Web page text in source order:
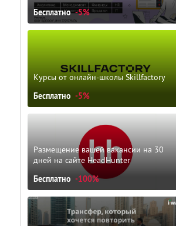
Бесплатно -5%
Курсы от онлайн-школы Skillfactory
Бесплатно -5%
Размещение вашей вакансии на 30
дней на сайте HeadHunter
Бесплатно -100%